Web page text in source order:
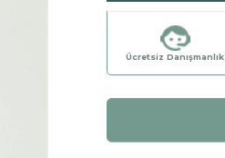
Ücretsiz Danışmanlık